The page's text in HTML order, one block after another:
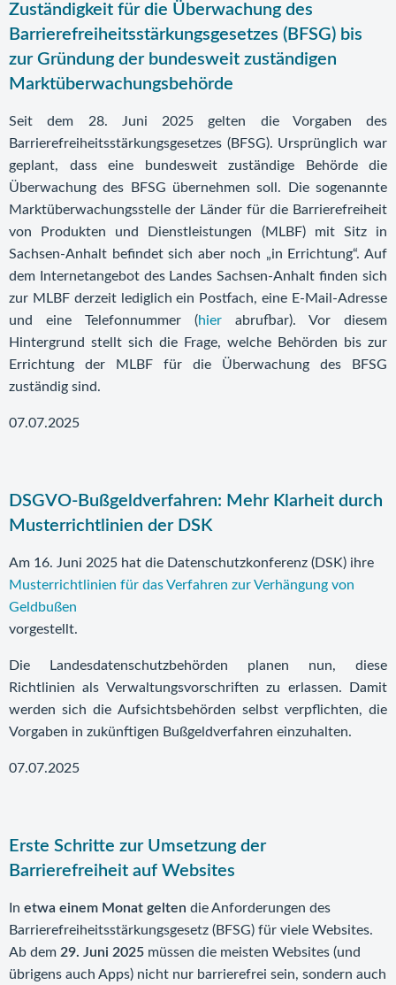
Zuständigkeit für die Überwachung des
Barrierefreiheitsstärkungsgesetzes (BFSG) bis
zur Gründung der bundesweit zuständigen
Marktüberwachungsbehörde
Seit dem 28. Juni 2025 gelten die Vorgaben des
Barrierefreiheitsstärkungsgesetzes (BFSG). Ursprünglich war
geplant, dass eine bundesweit zuständige Behörde die
Überwachung des BFSG übernehmen soll. Die sogenannte
Marktüberwachungsstelle der Länder für die Barrierefreiheit
von Produkten und Dienstleistungen (MLBF) mit Sitz in
Sachsen-Anhalt befindet sich aber noch „in Errichtung“. Auf
dem Internetangebot des Landes Sachsen-Anhalt finden sich
zur MLBF derzeit lediglich ein Postfach, eine E-Mail-Adresse
und eine Telefonnummer (hier abrufbar). Vor diesem
Hintergrund stellt sich die Frage, welche Behörden bis zur
Errichtung der MLBF für die Überwachung des BFSG
zuständig sind.
07.07.2025
DSGVO-Bußgeldverfahren: Mehr Klarheit durch
Musterrichtlinien der DSK
Am 16. Juni 2025 hat die Datenschutzkonferenz (DSK) ihre
Musterrichtlinien für das Verfahren zur Verhängung von
Geldbußen
vorgestellt.
Die Landesdatenschutzbehörden planen nun, diese
Richtlinien als Verwaltungsvorschriften zu erlassen. Damit
werden sich die Aufsichtsbehörden selbst verpflichten, die
Vorgaben in zukünftigen Bußgeldverfahren einzuhalten.
07.07.2025
Erste Schritte zur Umsetzung der
Barrierefreiheit auf Websites
In etwa einem Monat gelten die Anforderungen des
Barrierefreiheitsstärkungsgesetz (BFSG) für viele Websites.
Ab dem 29. Juni 2025 müssen die meisten Websites (und
übrigens auch Apps) nicht nur barrierefrei sein, sondern auch